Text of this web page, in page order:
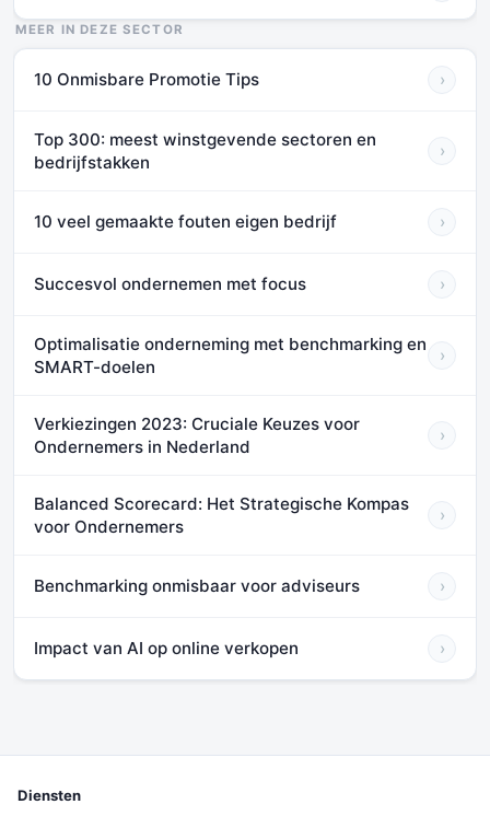
MEER IN DEZE SECTOR
10 Onmisbare Promotie Tips ›
Top 300: meest winstgevende sectoren en
bedrijfstakken
›
10 veel gemaakte fouten eigen bedrijf ›
Succesvol ondernemen met focus ›
Optimalisatie onderneming met benchmarking en
SMART-doelen
›
Verkiezingen 2023: Cruciale Keuzes voor
Ondernemers in Nederland
›
Balanced Scorecard: Het Strategische Kompas
voor Ondernemers
›
Benchmarking onmisbaar voor adviseurs ›
Impact van AI op online verkopen ›
Diensten